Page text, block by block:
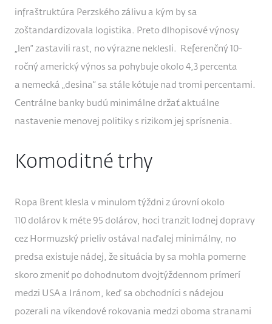
infraštruktúra Perzského zálivu a kým by sa
zoštandardizovala logistika. Preto dlhopisové výnosy
„len“ zastavili rast, no výrazne neklesli. Referenčný 10-
ročný americký výnos sa pohybuje okolo 4,3 percenta
a nemecká „desina“ sa stále kótuje nad tromi percentami.
Centrálne banky budú minimálne držať aktuálne
nastavenie menovej politiky s rizikom jej sprísnenia.
Komoditné trhy
Ropa Brent klesla v minulom týždni z úrovní okolo
110 dolárov k méte 95 dolárov, hoci tranzit lodnej dopravy
cez Hormuzský prieliv ostával naďalej minimálny, no
predsa existuje nádej, že situácia by sa mohla pomerne
skoro zmeniť po dohodnutom dvojtýždennom prímerí
medzi USA a Iránom, keď sa obchodníci s nádejou
pozerali na víkendové rokovania medzi oboma stranami